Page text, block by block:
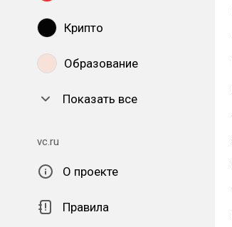
Крипто
Образование
Показать все
vc.ru
О проекте
Правила